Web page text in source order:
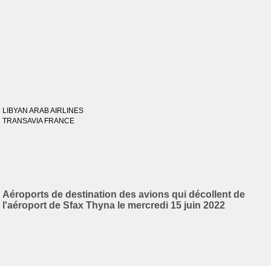
LIBYAN ARAB AIRLINES
TRANSAVIA FRANCE
Aéroports de destination des avions qui décollent de
l'aéroport de Sfax Thyna le mercredi 15 juin 2022